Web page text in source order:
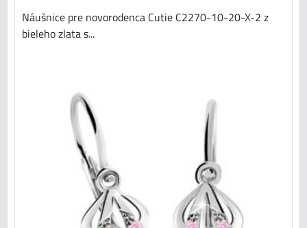
Náušnice pre novorodenca Cutie C2270-10-20-X-2 z
bieleho zlata s...